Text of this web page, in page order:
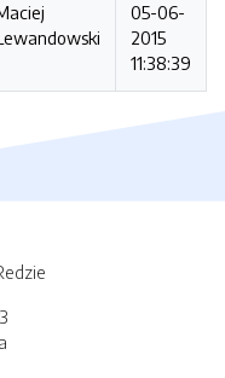
05-06-
2015
11:38:39